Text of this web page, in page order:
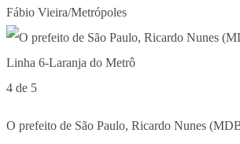
Fábio Vieira/Metrópoles
4 de 5
O prefeito de São Paulo, Ricardo Nunes